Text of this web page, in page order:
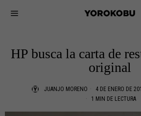
HP busca la carta de
original
JUANJO MORENO 4 DE ENERO DE
1 MIN DE LECTURA